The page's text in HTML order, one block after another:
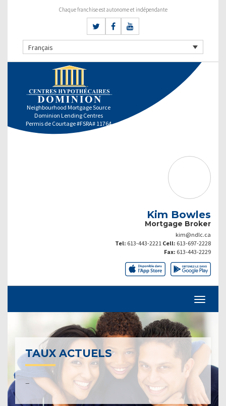
Chaque franchise est autonome et indépendante
Français
Neighbourhood Mortgage Source
Dominion Lending Centres
Permis de Courtage #FSRA# 11764
Kim Bowles
Mortgage Broker
kim@ndlc.ca
Tel: 613-443-2221 Cell: 613-697-2228
Fax: 613-443-2229
TAUX ACTUELS
–